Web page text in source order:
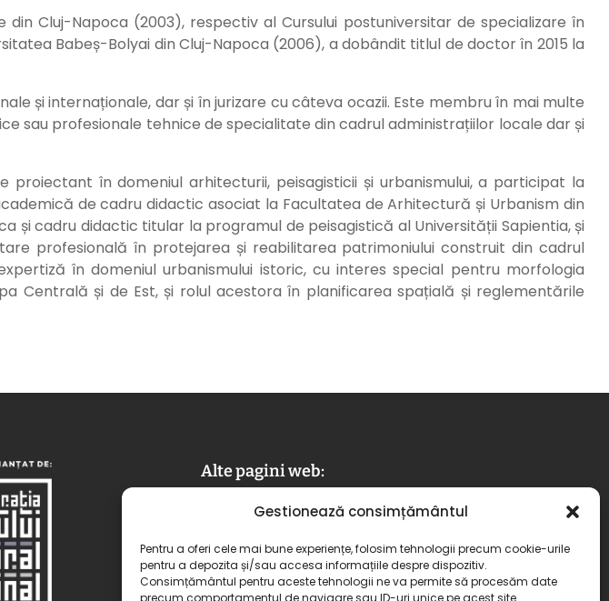
Gestionează consimțământul
Pentru a oferi cele mai bune experiențe, folosim tehnologii precum cookie-urile
pentru a depozita și/sau accesa informațiile despre dispozitiv.
Consimțământul pentru aceste tehnologii ne va permite să procesăm date
precum comportamentul de navigare sau ID-uri unice pe acest site.
Cluj-Napoca (2003), respectiv al Cursului postuniversitar de specializare în
Babeș-Bolyai din Cluj-Napoca (2006), a dobândit titlul de doctor în 2015 la
și internaționale, dar și în jurizare cu câteva ocazii. Este membru în mai multe
sau profesionale tehnice de specialitate din cadrul administrațiilor locale dar și
în domeniul arhitecturii, peisagisticii și urbanismului, a participat la
de cadru didactic asociat la Facultatea de Arhitectură și Urbanism din
și cadru didactic titular la programul de peisagistică al Universității Sapientia, și
profesională în protejarea și reabilitarea patrimoniului construit din cadrul
în domeniul urbanismului istoric, cu interes special pentru morfologia
Centrală și de Est, și rolul acestora în planificarea spațială și reglementările
Alte pagini web:
transylvaniatrust.ro